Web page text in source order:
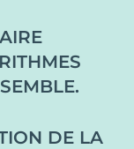
DE LA